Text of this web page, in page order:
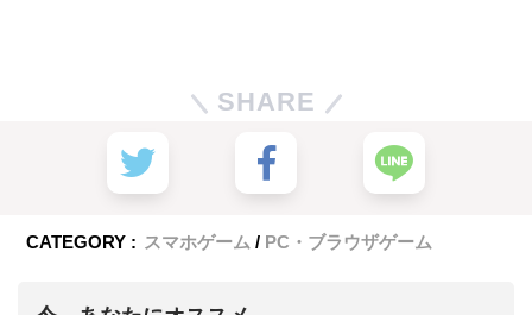
SHARE
CATEGORY : スマホゲーム PC・ブラウザゲーム